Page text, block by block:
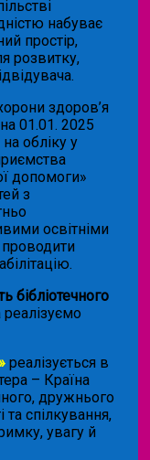
набуває
простір,
розвитку,
здоров’я
01.01. 2025
обліку у
допомоги»
з
освітніми
бібліотечного
реалізуємо
реалізується в
– Країна
дружнього
спілкування,
увагу й